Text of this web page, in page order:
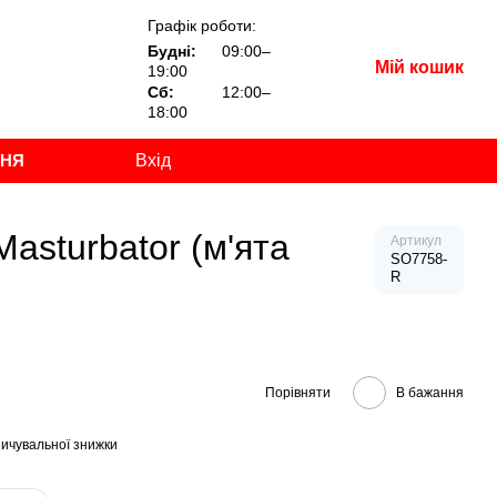
Графік роботи:
Будні:
09:00–
19:00
Сб:
12:00–
18:00
Мій кошик
Вхід
(м'ята
Артикул
SO7758-
R
Порівняти В бажання
знижки